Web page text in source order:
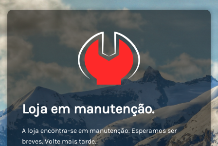
Loja em manutenção.
A loja encontra-se em manutenção. Esperamos ser
breves. Volte mais tarde.